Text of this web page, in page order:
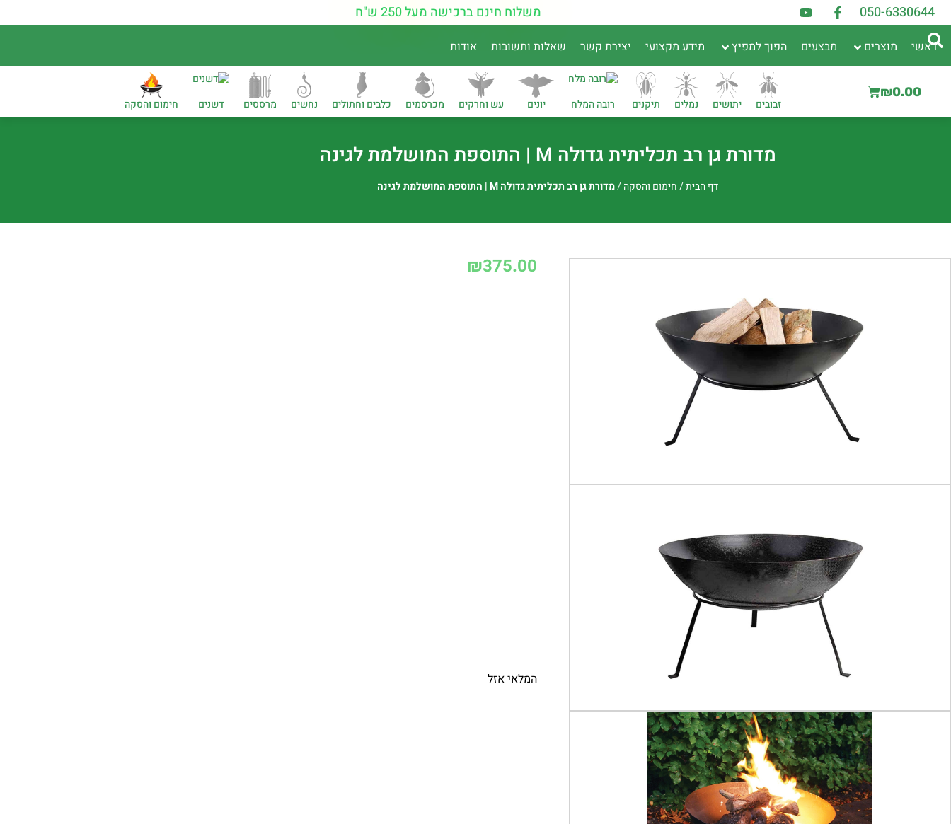
050-6330644 משלוח חינם ברכישה מעל 250 ש"ח
ראשי מוצרים מבצעים הפוך למפיץ מידע מקצועי יצירת קשר שאלות ותשובות אודות
₪0.00
זבובים יתושים נמלים תיקנים רובה המלח יונים עש וחרקים מכרסמים כלבים וחתולים נחשים מרססים דשנים חימום והסקה
מדורת גן רב תכליתית גדולה M | התוספת המושלמת לגינה
דף הבית/חימום והסקה/מדורת גן רב תכליתית גדולה M | התוספת המושלמת לגינה
₪375.00
המלאי אזל